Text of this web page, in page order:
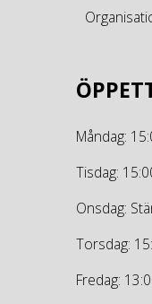
Måndag:
Tisdag:
Onsdag:
Torsdag:
Fredag: